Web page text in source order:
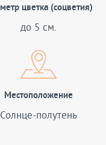
цветка (соцветия)
до 5 см.
Местоположение
Солнце-полутень